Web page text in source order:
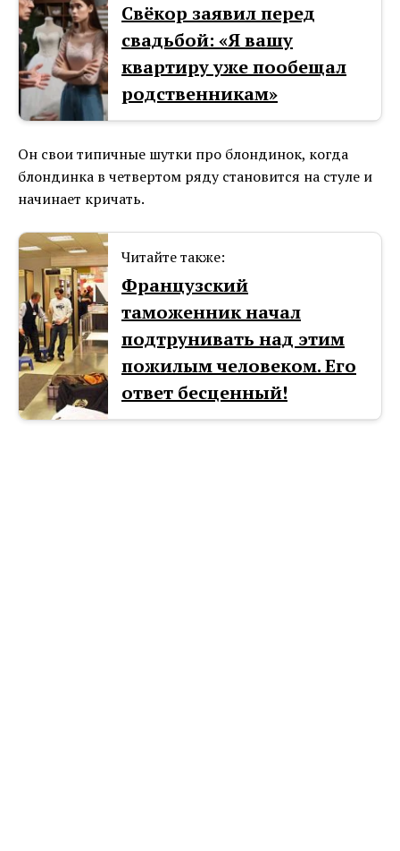
Cвёкор заявил перед
свадьбой: «Я вашу
квартиру уже пообещал
родственникам»
Он свои типичные шутки про блондинок, когда
блондинка в четвертом ряду становится на стуле и
начинает кричать.
Читайте также:
Французский
таможенник начал
подтрунивать над этим
пожилым человеком. Его
ответ бесценный!